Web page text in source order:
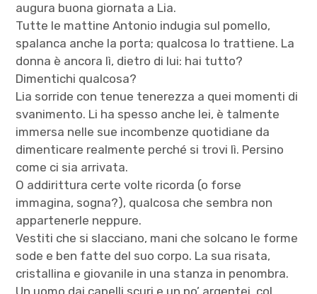
augura buona giornata a Lia.
Tutte le mattine Antonio indugia sul pomello,
spalanca anche la porta; qualcosa lo trattiene. La
donna è ancora lì, dietro di lui: hai tutto?
Dimentichi qualcosa?
Lia sorride con tenue tenerezza a quei momenti di
svanimento. Li ha spesso anche lei, è talmente
immersa nelle sue incombenze quotidiane da
dimenticare realmente perché si trovi lì. Persino
come ci sia arrivata.
O addirittura certe volte ricorda (o forse
immagina, sogna?), qualcosa che sembra non
appartenerle neppure.
Vestiti che si slacciano, mani che solcano le forme
sode e ben fatte del suo corpo. La sua risata,
cristallina e giovanile in una stanza in penombra.